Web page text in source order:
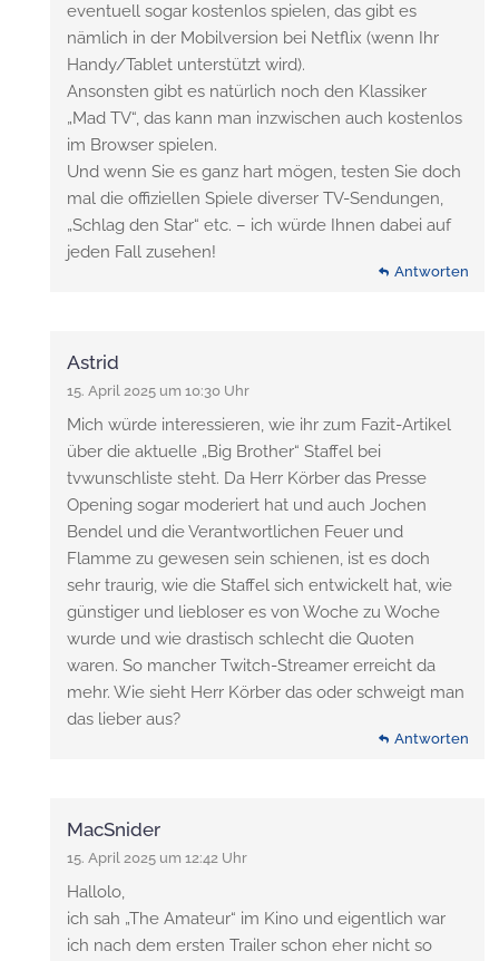
eventuell sogar kostenlos spielen, das gibt es
nämlich in der Mobilversion bei Netflix (wenn Ihr
Handy/Tablet unterstützt wird).
Ansonsten gibt es natürlich noch den Klassiker
„Mad TV“, das kann man inzwischen auch kostenlos
im Browser spielen.
Und wenn Sie es ganz hart mögen, testen Sie doch
mal die offiziellen Spiele diverser TV-Sendungen,
„Schlag den Star“ etc. – ich würde Ihnen dabei auf
jeden Fall zusehen!
Antworten
Astrid
15. April 2025 um 10:30 Uhr
Mich würde interessieren, wie ihr zum Fazit-Artikel
über die aktuelle „Big Brother“ Staffel bei
tvwunschliste steht. Da Herr Körber das Presse
Opening sogar moderiert hat und auch Jochen
Bendel und die Verantwortlichen Feuer und
Flamme zu gewesen sein schienen, ist es doch
sehr traurig, wie die Staffel sich entwickelt hat, wie
günstiger und liebloser es von Woche zu Woche
wurde und wie drastisch schlecht die Quoten
waren. So mancher Twitch-Streamer erreicht da
mehr. Wie sieht Herr Körber das oder schweigt man
das lieber aus?
Antworten
MacSnider
15. April 2025 um 12:42 Uhr
Hallolo,
ich sah „The Amateur“ im Kino und eigentlich war
ich nach dem ersten Trailer schon eher nicht so